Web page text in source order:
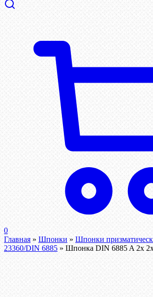
0
Главная » Шпонки » Шпонки
23360/DIN 6885 » Шпонка DIN 6885 A 2x